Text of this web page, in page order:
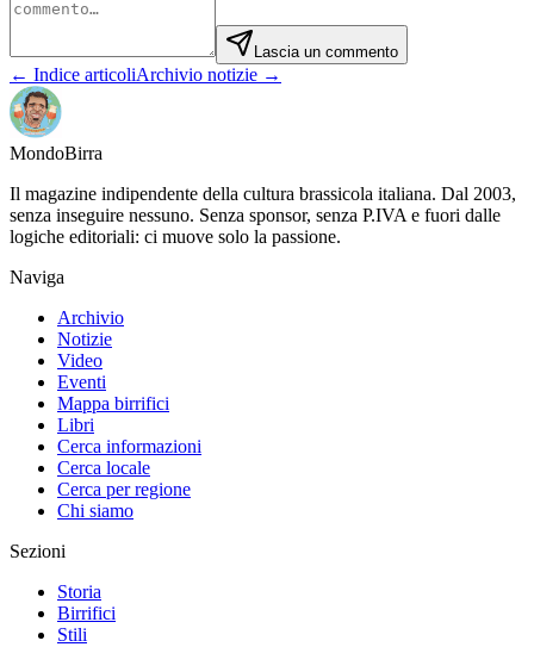
Lascia un commento
← Indice articoliArchivio notizie →
MondoBirra
Il magazine indipendente della cultura brassicola italiana. Dal 2003,
senza inseguire nessuno. Senza sponsor, senza P.IVA e fuori dalle
logiche editoriali: ci muove solo la passione.
Naviga
Archivio
Notizie
Video
Eventi
Mappa birrifici
Libri
Cerca informazioni
Cerca locale
Cerca per regione
Chi siamo
Sezioni
Storia
Birrifici
Stili